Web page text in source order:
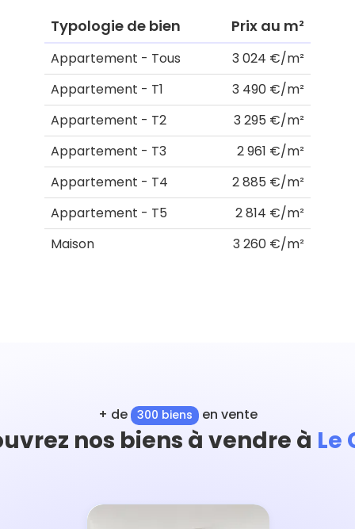
Typologie de bien Prix au m²
Appartement - Tous
3 024 €/m²
Appartement - T1
3 490 €/m²
Appartement - T2
3 295 €/m²
Appartement - T3
2 961 €/m²
Appartement - T4
2 885 €/m²
Appartement - T5
2 814 €/m²
Maison
3 260 €/m²
+ de 300 biens en vente
nos biens à vendre à Le